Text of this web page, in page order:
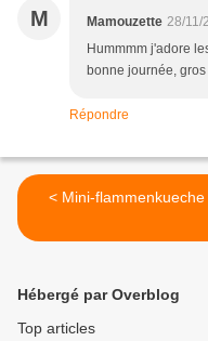
M Mamouzette 28/11/
Hummmm j'adore
bonne journée,
Répondre
< Mini-flammenkueche
Hébergé par Overblog
Top articles